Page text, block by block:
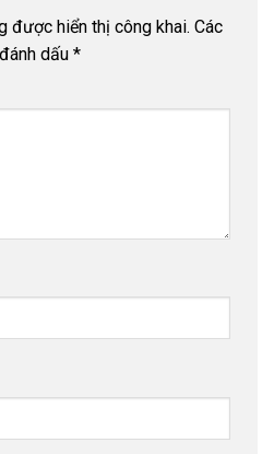
được hiển thị công khai. Các
dấu *